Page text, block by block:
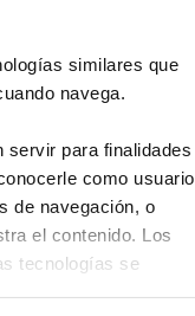
similares que
navega.
servir para finalidades
como
de navegación, o
el contenido. Los
tecnologías se
Zúñiga
filantropía:
de los ODS.
con la acción
clara: utilizar la
un impacto